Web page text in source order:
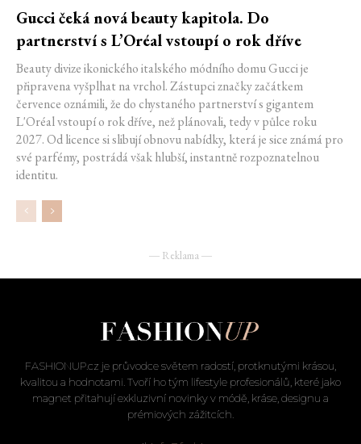
Gucci čeká nová beauty kapitola. Do
partnerství s L’Oréal vstoupí o rok dříve
Beauty divize ikonického italského módního domu Gucci je
připravena vyšplhat na vrchol. Zástupci značky začátkem
července oznámili, že do chystaného partnerství s gigantem
L'Oréal vstoupí o rok dříve, než plánovali, tedy v půlce roku
2027. Od licence si slibují obnovu nabídky, která je sice známá pro
své parfémy, postrádá však hlubší, instantně rozpoznatelnou
identitu.
― Reklama ―
FASHIONUP.cz je průvodce světem radostí, protknutými krásou,
kvalitou a hodnotami. Tvoří ho tým lifestyle profesionálů, které jako
magnet přitahují exkluzivní novinky v módě, kráse, designu a
prémiových zážitcích.